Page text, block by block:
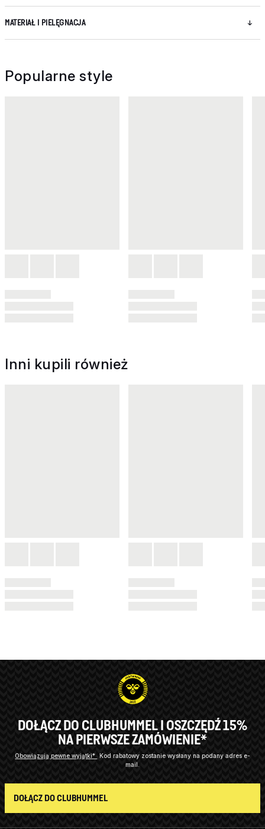
MATERIAŁ I PIELĘGNACJA
Popularne style
Inni kupili również
DOŁĄCZ DO CLUBHUMMEL I OSZCZĘDŹ 15%
NA PIERWSZE ZAMÓWIENIE*
Obowiązują pewne wyjątki* Kod rabatowy zostanie wysłany na podany adres e-
mail.
DOŁĄCZ DO CLUBHUMMEL